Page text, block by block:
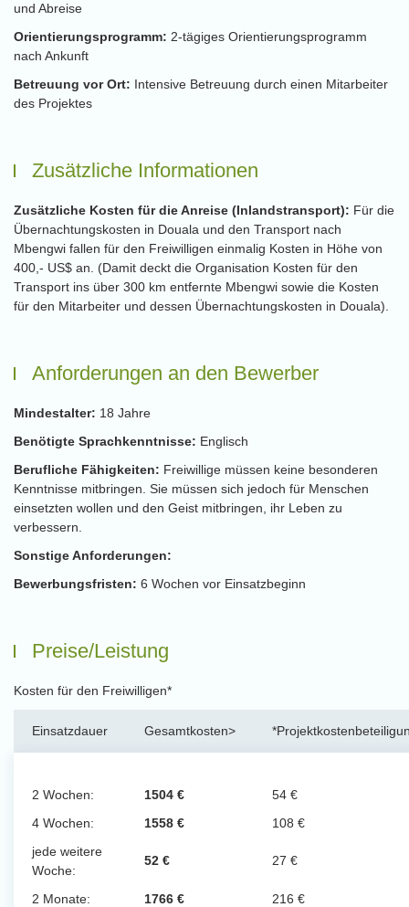
und Abreise
Orientierungsprogramm: 2-tägiges Orientierungsprogramm
nach Ankunft
Betreuung vor Ort: Intensive Betreuung durch einen Mitarbeiter
des Projektes
Zusätzliche Informationen
Zusätzliche Kosten für die Anreise (Inlandstransport): Für die
Übernachtungskosten in Douala und den Transport nach
Mbengwi fallen für den Freiwilligen einmalig Kosten in Höhe von
400,- US$ an. (Damit deckt die Organisation Kosten für den
Transport ins über 300 km entfernte Mbengwi sowie die Kosten
für den Mitarbeiter und dessen Übernachtungskosten in Douala).
Anforderungen an den Bewerber
Mindestalter: 18 Jahre
Benötigte Sprachkenntnisse: Englisch
Berufliche Fähigkeiten: Freiwillige müssen keine besonderen
Kenntnisse mitbringen. Sie müssen sich jedoch für Menschen
einsetzten wollen und den Geist mitbringen, ihr Leben zu
verbessern.
Sonstige Anforderungen:
Bewerbungsfristen: 6 Wochen vor Einsatzbeginn
Preise/Leistung
Kosten für den Freiwilligen*
Einsatzdauer Gesamtkosten>
2 Wochen: 1504 €
54 €
4 Wochen:
1558 €
108 €
jede weitere
Woche:
52 € 27 €
2 Monate: 1766 €
216 €